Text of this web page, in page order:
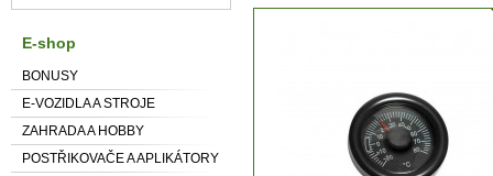
E-shop
BONUSY
E-VOZIDLA A STROJE
ZAHRADA A HOBBY
POSTŘIKOVAČE A APLIKÁTORY